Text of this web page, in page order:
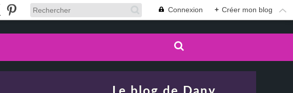
Connexion + Créer mon blog